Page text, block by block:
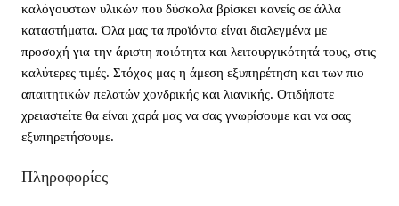
καλόγουστων υλικών που δύσκολα βρίσκει κανείς σε άλλα
καταστήματα. Όλα μας τα προϊόντα είναι διαλεγμένα με
προσοχή για την άριστη ποιότητα και λειτουργικότητά τους, στις
καλύτερες τιμές. Στόχος μας η άμεση εξυπηρέτηση και των πιο
απαιτητικών πελατών χονδρικής και λιανικής. Οτιδήποτε
χρειαστείτε θα είναι χαρά μας να σας γνωρίσουμε και να σας
εξυπηρετήσουμε.
Πληροφορίες